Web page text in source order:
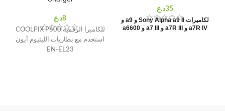
لكاميرات Sony Alpha a9 II و a9 و
a7R IV و a7R III و a7 III و a6600
للكاميرا الرقمية COOLPIX P600
استخدم مع بطاريات الليثيوم أيون
EN-EL23